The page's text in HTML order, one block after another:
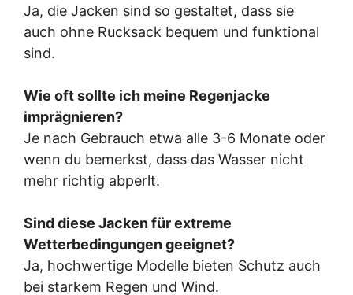
Ja, die Jacken sind so gestaltet, dass sie
auch ohne Rucksack bequem und funktional
sind.
Wie oft sollte ich meine Regenjacke
imprägnieren?
Je nach Gebrauch etwa alle 3-6 Monate oder
wenn du bemerkst, dass das Wasser nicht
mehr richtig abperlt.
Sind diese Jacken für extreme
Wetterbedingungen geeignet?
Ja, hochwertige Modelle bieten Schutz auch
bei starkem Regen und Wind.